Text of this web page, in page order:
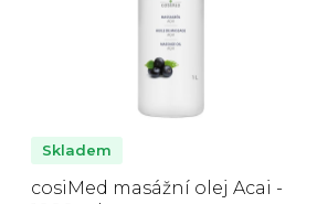
cosiMed masážní olej Acai -
Skladem